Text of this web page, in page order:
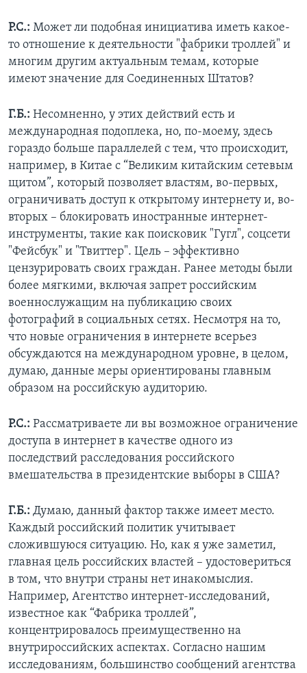
Р.С.: Может ли подобная инициатива иметь какое-
то отношение к деятельности "фабрики троллей" и
многим другим актуальным темам, которые
имеют значение для Соединенных Штатов?
Г.Б.: Несомненно, у этих действий есть и
международная подоплека, но, по-моему, здесь
гораздо больше параллелей с тем, что происходит,
например, в Китае с “Великим китайским сетевым
щитом”, который позволяет властям, во-первых,
ограничивать доступ к открытому интернету и, во-
вторых – блокировать иностранные интернет-
инструменты, такие как поисковик "Гугл", соцсети
"Фейсбук" и "Твиттер". Цель – эффективно
цензурировать своих граждан. Ранее методы были
более мягкими, включая запрет российским
военнослужащим на публикацию своих
фотографий в социальных сетях. Несмотря на то,
что новые ограничения в интернете всерьез
обсуждаются на международном уровне, в целом,
думаю, данные меры ориентированы главным
образом на российскую аудиторию.
Р.С.: Рассматриваете ли вы возможное ограничение
доступа в интернет в качестве одного из
последствий расследования российского
вмешательства в президентские выборы в США?
Г.Б.: Думаю, данный фактор также имеет место.
Каждый российский политик учитывает
сложившуюся ситуацию. Но, как я уже заметил,
главная цель российских властей – удостовериться
в том, что внутри страны нет инакомыслия.
Например, Агентство интернет-исследований,
известное как “Фабрика троллей”,
концентрировалось преимущественно на
внутрироссийских аспектах. Согласно нашим
исследованиям, большинство сообщений агентства